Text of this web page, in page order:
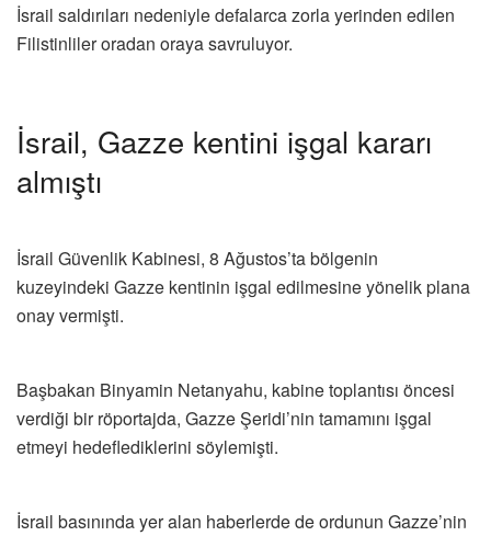
İsrail saldırıları nedeniyle defalarca zorla yerinden edilen
Filistinliler oradan oraya savruluyor.
İsrail, Gazze kentini işgal kararı
almıştı
İsrail Güvenlik Kabinesi, 8 Ağustos’ta bölgenin
kuzeyindeki Gazze kentinin işgal edilmesine yönelik plana
onay vermişti.
Başbakan Binyamin Netanyahu, kabine toplantısı öncesi
verdiği bir röportajda, Gazze Şeridi’nin tamamını işgal
etmeyi hedeflediklerini söylemişti.
İsrail basınında yer alan haberlerde de ordunun Gazze’nin